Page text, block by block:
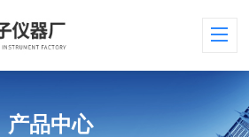
产品中心